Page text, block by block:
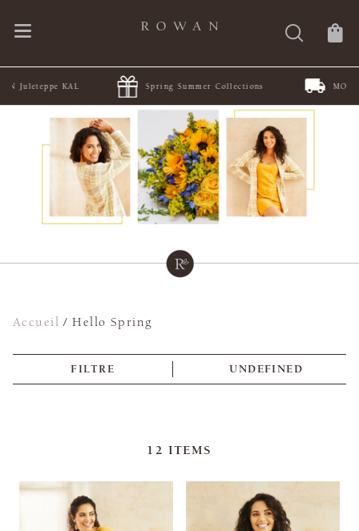
Spring Summer Collections MODE AT ROWAN
Accueil /Hello Spring
FILTRE UNDEFINED
12 ITEMS